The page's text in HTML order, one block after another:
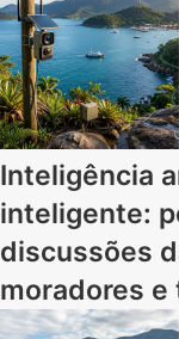
Inteligência
inteligente:
discussões
moradores